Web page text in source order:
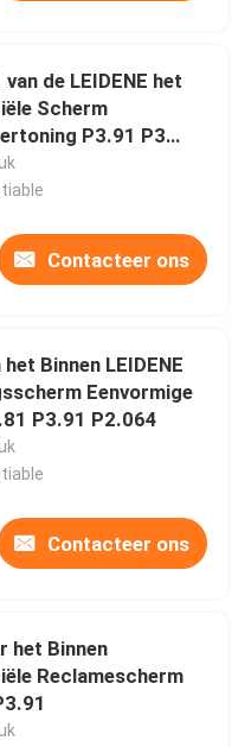
de LEIDENE het
Scherm
P3.91 P3
Contacteer ons
het Binnen LEIDENE
Eenvormige
P3.91 P2.064
Contacteer ons
het Binnen
Reclamescherm